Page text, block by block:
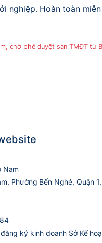
nghiệp. Hoàn toàn
chờ phê duyệt sàn TMĐT từ
Nam
Phường Bến Nghé, Quận
ký kinh doanh Sở Kế